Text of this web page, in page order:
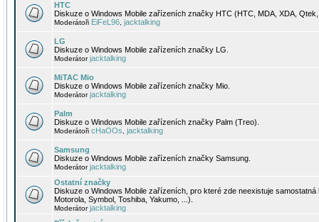
HTC
Diskuze o Windows Mobile zařízeních značky HTC (HTC, MDA, XDA,
Moderátoři EiFeL96 jacktalking
LG
Diskuze o Windows Mobile zařízeních značky LG.
Moderátorjacktalking
MiTAC Mio
Diskuze o Windows Mobile zařízeních značky Mio.
Moderátorjacktalking
Palm
Diskuze o Windows Mobile zařízeních značky Palm (Treo).
Moderátoři cHaOOs jacktalking
Samsung
Diskuze o Windows Mobile zařízeních značky Samsung.
Moderátorjacktalking
Ostatní značky
Diskuze o Windows Mobile zařízeních, pro které zde neexistuje
Motorola, Symbol, Toshiba, Yakumo, ...).
Moderátorjacktalking